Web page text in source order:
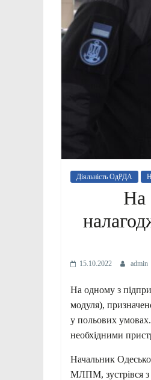
Діяльність ОдРДА
На
15.10.2022 admin
На одному з
модуля),
у польових
необхідними
Начальник
МЛПМ, зустрівся з